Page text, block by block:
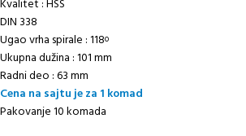
Kvalitet : HSS
DIN 338
Ugao vrha spirale : 118o
Ukupna dužina : 101 mm
Radni deo : 63 mm
Cena na sajtu je za 1 komad
Pakovanje 10 komada